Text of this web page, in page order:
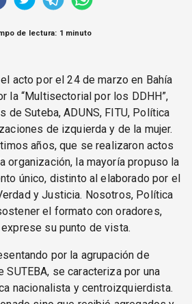
CONTACTO
de lectura: 1 minuto
acto por el 24 de marzo en Bahía
la “Multisectorial por los DDHH”,
de Suteba, ADUNS, FITU, Política
de izquierda y de la mujer.
años, que se realizaron actos
organización, la mayoría propuso la
único, distinto al elaborado por el
y Justicia. Nosotros, Política
el formato con oradores,
su punto de vista.
por la agrupación de
SUTEBA, se caracteriza por una
nacionalista y centroizquierdista.